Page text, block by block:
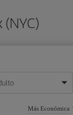
mes/año
Más Económica